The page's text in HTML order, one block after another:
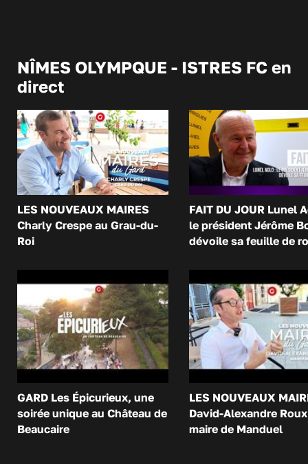
NÎMES OLYMPQUE - ISTRES FC en
direct
LES NOUVEAUX MAIRES
Charly Crespe au Grau-du-
Roi
FAIT DU JOUR Lunel
le président Jérôme
dévoile sa feuille de
GARD Les Épicurieux, une
soirée unique au Château de
Beaucaire
LES NOUVEAUX
David-Alexandre
maire de Manduel